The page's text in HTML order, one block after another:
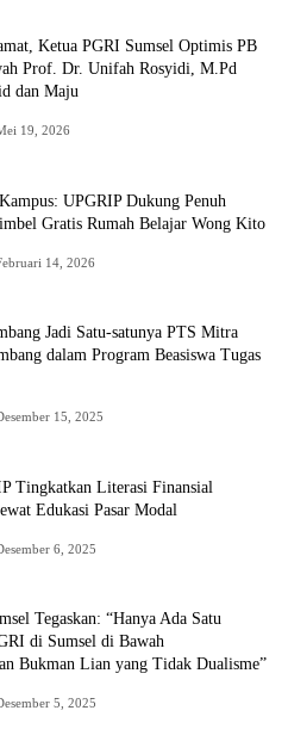
Ketua PGRI Sumsel Optimis PB
Prof. Dr. Unifah Rosyidi, M.Pd
dan Maju
19, 2026
UPGRIP Dukung Penuh
Gratis Rumah Belajar Wong Kito
14, 2026
Jadi Satu-satunya PTS Mitra
dalam Program Beasiswa Tugas
15, 2025
Tingkatkan Literasi Finansial
Edukasi Pasar Modal
6, 2025
Tegaskan: “Hanya Ada Satu
di Sumsel di Bawah
Bukman Lian yang Tidak Dualisme”
5, 2025